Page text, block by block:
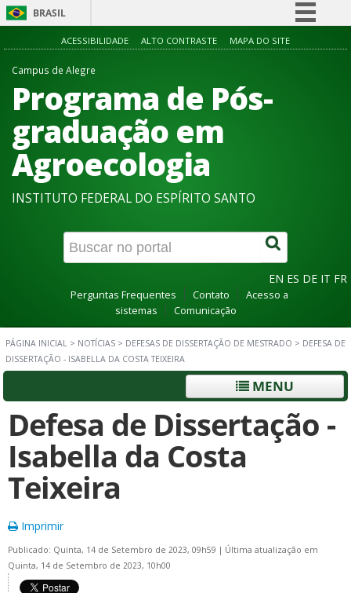
BRASIL
Simplifique!
Participe
Acesso à informação
ACESSIBILIDADE ALTO CONTRASTE MAPA DO SITE
Campus de Alegre
Programa de Pós-
graduação em
Agroecologia
INSTITUTO FEDERAL DO ESPÍRITO SANTO
EN ES DE IT FR
Perguntas Frequentes Contato
Acesso a
sistemas
Comunicação
PÁGINA INICIAL > NOTÍCIAS > DEFESAS DE DISSERTAÇÃO DE MESTRADO > DEFESA DE
DISSERTAÇÃO - ISABELLA DA COSTA TEIXEIRA
MENU
Defesa de Dissertação -
Isabella da Costa
Teixeira
Imprimir
Publicado: Quinta, 14 de Setembro de 2023, 09h59 | Última atualização em
Quinta, 14 de Setembro de 2023, 10h00